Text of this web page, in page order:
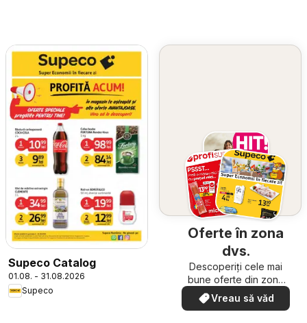
Supeco Catalog
01.08. - 31.08.2026
Supeco
Oferte în zona
dvs.
Descoperiți cele mai
bune oferte din zona
dumneavoastră
Vreau să văd